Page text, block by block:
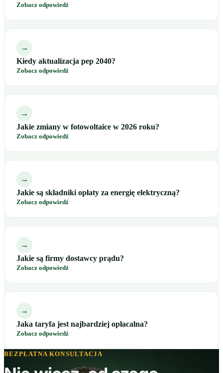
Zobacz odpowiedź
→
Kiedy aktualizacja pep 2040?
Zobacz odpowiedź
→
Jakie zmiany w fotowoltaice w 2026 roku?
Zobacz odpowiedź
→
Jakie są składniki opłaty za energię elektryczną?
Zobacz odpowiedź
→
Jakie są firmy dostawcy prądu?
Zobacz odpowiedź
→
Jaka taryfa jest najbardziej opłacalna?
Zobacz odpowiedź
BEZPŁATNA KONSULTACJA